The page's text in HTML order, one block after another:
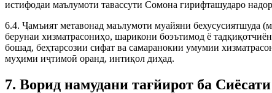
истифодаи маълумоти тавассути Сомона гирифташударо
6.4. Ҷамъият метавонад маълумоти муайяни бехусусиятшуда
берунаи хизматрасониҳо, шарикони боэътимод ё
бошад, беҳтарсозии сифат ва самаранокии умумии
муҳими иҷтимоӣ оранд, интиқол диҳад.
7. Ворид намудани тағйирот ба